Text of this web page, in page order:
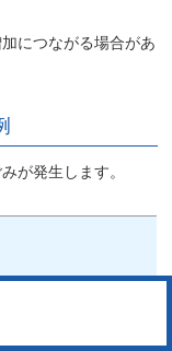
につながる場合があ
が発生します。